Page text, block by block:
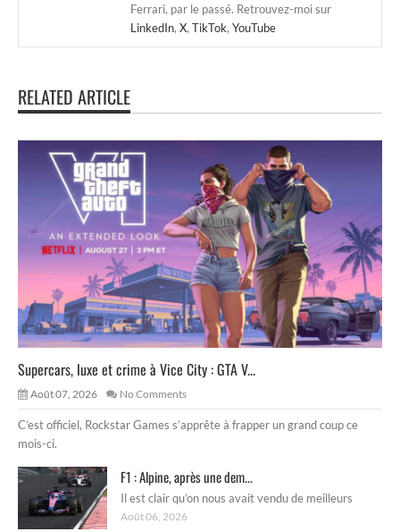
Ferrari, par le passé. Retrouvez-moi sur
LinkedIn, X, TikTok, YouTube
RELATED ARTICLE
Supercars, luxe et crime à Vice City : GTA V...
Août 07, 2026 No Comments
C’est officiel, Rockstar Games s’apprête à frapper un grand coup ce
mois-ci.
F1 : Alpine, après une dem...
Il est clair qu’on nous avait vendu de meilleurs
Août 06, 2026